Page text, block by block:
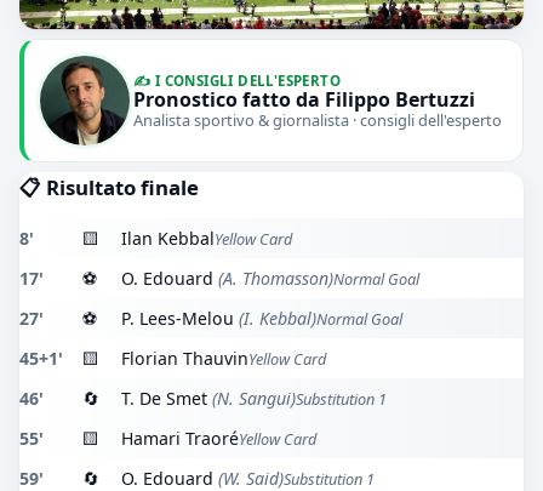
✍️ I CONSIGLI DELL'ESPERTO
Pronostico fatto da Filippo Bertuzzi
Analista sportivo & giornalista · consigli dell'esperto
📋 Risultato finale
8' 🟨 Ilan KebbalYellow Card
17' ⚽ O. Edouard (A. Thomasson)Normal Goal
27' ⚽ P. Lees-Melou (I. Kebbal)Normal Goal
45+1' 🟨 Florian ThauvinYellow Card
46' 🔄 T. De Smet (N. Sangui)Substitution 1
55' 🟨 Hamari TraoréYellow Card
59' 🔄 O. Edouard (W. Said)Substitution 1